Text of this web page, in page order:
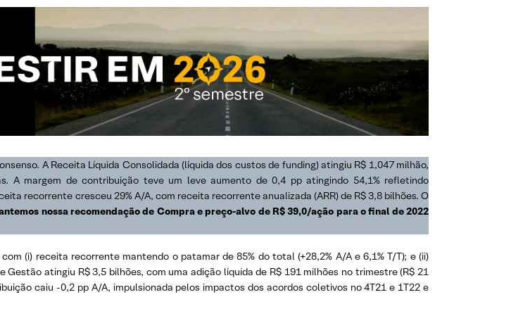
A Receita Líquida Consolidada (líquida dos custos de funding) atingiu R$ 1,047 milhão,
A margem de contribuição teve um leve aumento de 0,4 pp atingindo 54,1% refletindo
recorrente cresceu 29% A/A, com receita recorrente anualizada (ARR) de R$ 3,8 bilhões. O
nossa recomendação de Compra e preço-alvo de R$ 39,0/ação para o final de 2022
(i) receita recorrente mantendo o patamar de 85% do total (+28,2% A/A e 6,1% T/T); e (ii)
atingiu R$ 3,5 bilhões, com uma adição líquida de R$ 191 milhões no trimestre (R$ 21
caiu -0,2 pp A/A, impulsionada pelos impactos dos acordos coletivos no 4T21 e 1T22 e